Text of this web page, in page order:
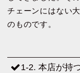
チェーンにはない
のものです。
1-2. 本店が持